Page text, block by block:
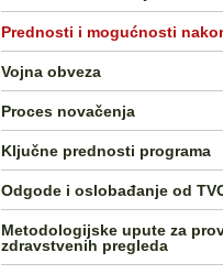
Prednosti i mogućnosti
Vojna obveza
Proces novačenja
Ključne prednosti programa
Odgode i oslobađanje od
Metodologijske upute za
zdravstvenih pregleda